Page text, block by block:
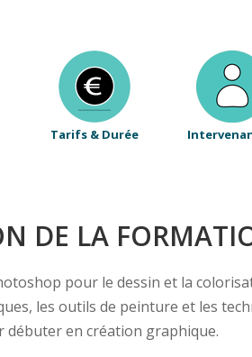
Tarifs & Durée
DE LA
pour le dessin et la
les outils de peinture et les
en création graphique.